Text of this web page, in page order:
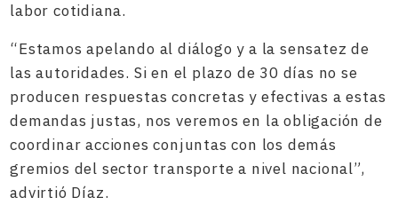
labor cotidiana.
“Estamos apelando al diálogo y a la sensatez de
las autoridades. Si en el plazo de 30 días no se
producen respuestas concretas y efectivas a estas
demandas justas, nos veremos en la obligación de
coordinar acciones conjuntas con los demás
gremios del sector transporte a nivel nacional”,
advirtió Díaz.